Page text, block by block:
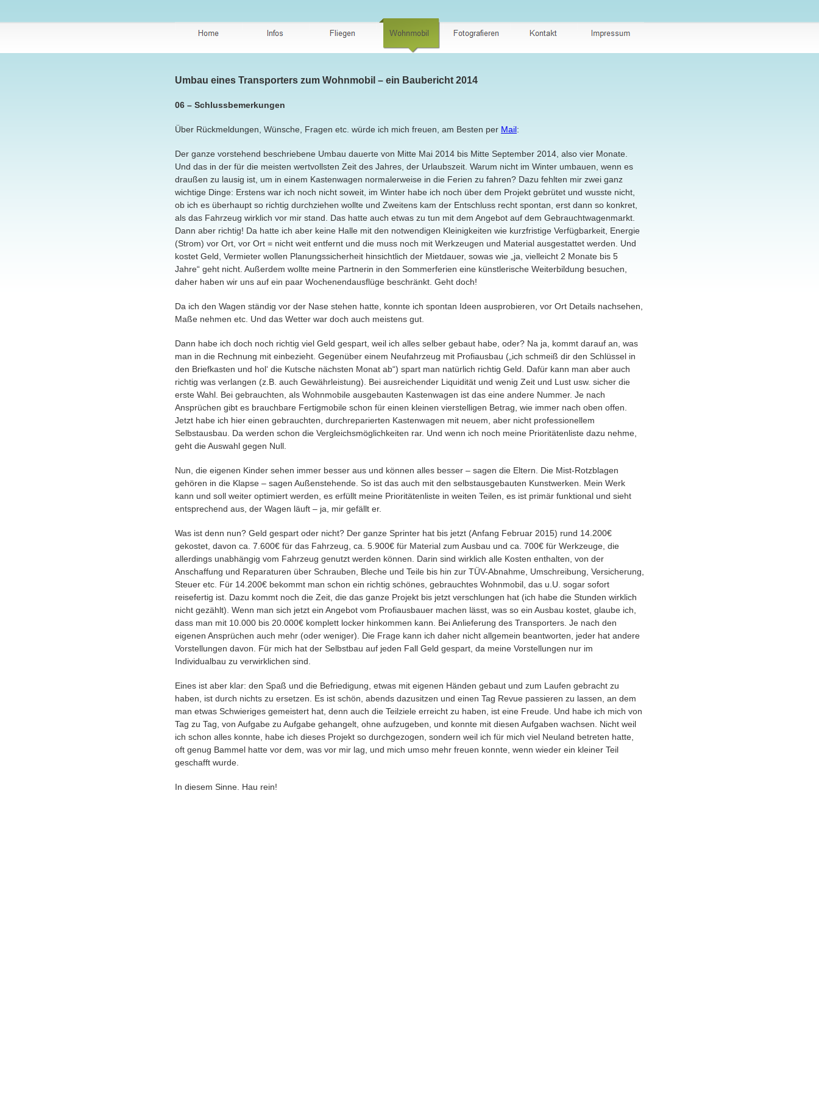
Umbau eines Transporters zum Wohnmobil – ein Baubericht 2014
06 – Schlussbemerkungen
Über Rückmeldungen, Wünsche, Fragen etc. würde ich mich freuen, am Besten per Mail:
Der ganze vorstehend beschriebene Umbau dauerte von Mitte Mai 2014 bis Mitte September 2014, also vier Monate.
Und das in der für die meisten wertvollsten Zeit des Jahres, der Urlaubszeit. Warum nicht im Winter umbauen, wenn es
draußen zu lausig ist, um in einem Kastenwagen normalerweise in die Ferien zu fahren? Dazu fehlten mir zwei ganz
wichtige Dinge: Erstens war ich noch nicht soweit, im Winter habe ich noch über dem Projekt gebrütet und wusste nicht,
ob ich es überhaupt so richtig durchziehen wollte und Zweitens kam der Entschluss recht spontan, erst dann so konkret,
als das Fahrzeug wirklich vor mir stand. Das hatte auch etwas zu tun mit dem Angebot auf dem Gebrauchtwagenmarkt.
Dann aber richtig! Da hatte ich aber keine Halle mit den notwendigen Kleinigkeiten wie kurzfristige Verfügbarkeit, Energie
(Strom) vor Ort, vor Ort = nicht weit entfernt und die muss noch mit Werkzeugen und Material ausgestattet werden. Und
kostet Geld, Vermieter wollen Planungssicherheit hinsichtlich der Mietdauer, sowas wie „ja, vielleicht 2 Monate bis 5
Jahre“ geht nicht. Außerdem wollte meine Partnerin in den Sommerferien eine künstlerische Weiterbildung besuchen,
daher haben wir uns auf ein paar Wochenendausflüge beschränkt. Geht doch!
Da ich den Wagen ständig vor der Nase stehen hatte, konnte ich spontan Ideen ausprobieren, vor Ort Details nachsehen,
Maße nehmen etc. Und das Wetter war doch auch meistens gut.
Dann habe ich doch noch richtig viel Geld gespart, weil ich alles selber gebaut habe, oder? Na ja, kommt darauf an, was
man in die Rechnung mit einbezieht. Gegenüber einem Neufahrzeug mit Profiausbau („ich schmeiß dir den Schlüssel in
den Briefkasten und hol‘ die Kutsche nächsten Monat ab“) spart man natürlich richtig Geld. Dafür kann man aber auch
richtig was verlangen (z.B. auch Gewährleistung). Bei ausreichender Liquidität und wenig Zeit und Lust usw. sicher die
erste Wahl. Bei gebrauchten, als Wohnmobile ausgebauten Kastenwagen ist das eine andere Nummer. Je nach
Ansprüchen gibt es brauchbare Fertigmobile schon für einen kleinen vierstelligen Betrag, wie immer nach oben offen.
Jetzt habe ich hier einen gebrauchten, durchreparierten Kastenwagen mit neuem, aber nicht professionellem
Selbstausbau. Da werden schon die Vergleichsmöglichkeiten rar. Und wenn ich noch meine Prioritätenliste dazu nehme,
geht die Auswahl gegen Null.
Nun, die eigenen Kinder sehen immer besser aus und können alles besser – sagen die Eltern. Die Mist-Rotzblagen
gehören in die Klapse – sagen Außenstehende. So ist das auch mit den selbstausgebauten Kunstwerken. Mein Werk
kann und soll weiter optimiert werden, es erfüllt meine Prioritätenliste in weiten Teilen, es ist primär funktional und sieht
entsprechend aus, der Wagen läuft – ja, mir gefällt er.
Was ist denn nun? Geld gespart oder nicht? Der ganze Sprinter hat bis jetzt (Anfang Februar 2015) rund 14.200€
gekostet, davon ca. 7.600€ für das Fahrzeug, ca. 5.900€ für Material zum Ausbau und ca. 700€ für Werkzeuge, die
allerdings unabhängig vom Fahrzeug genutzt werden können. Darin sind wirklich alle Kosten enthalten, von der
Anschaffung und Reparaturen über Schrauben, Bleche und Teile bis hin zur TÜV-Abnahme, Umschreibung, Versicherung,
Steuer etc. Für 14.200€ bekommt man schon ein richtig schönes, gebrauchtes Wohnmobil, das u.U. sogar sofort
reisefertig ist. Dazu kommt noch die Zeit, die das ganze Projekt bis jetzt verschlungen hat (ich habe die Stunden wirklich
nicht gezählt). Wenn man sich jetzt ein Angebot vom Profiausbauer machen lässt, was so ein Ausbau kostet, glaube ich,
dass man mit 10.000 bis 20.000€ komplett locker hinkommen kann. Bei Anlieferung des Transporters. Je nach den
eigenen Ansprüchen auch mehr (oder weniger). Die Frage kann ich daher nicht allgemein beantworten, jeder hat andere
Vorstellungen davon. Für mich hat der Selbstbau auf jeden Fall Geld gespart, da meine Vorstellungen nur im
Individualbau zu verwirklichen sind.
Eines ist aber klar: den Spaß und die Befriedigung, etwas mit eigenen Händen gebaut und zum Laufen gebracht zu
haben, ist durch nichts zu ersetzen. Es ist schön, abends dazusitzen und einen Tag Revue passieren zu lassen, an dem
man etwas Schwieriges gemeistert hat, denn auch die Teilziele erreicht zu haben, ist eine Freude. Und habe ich mich von
Tag zu Tag, von Aufgabe zu Aufgabe gehangelt, ohne aufzugeben, und konnte mit diesen Aufgaben wachsen. Nicht weil
ich schon alles konnte, habe ich dieses Projekt so durchgezogen, sondern weil ich für mich viel Neuland betreten hatte,
oft genug Bammel hatte vor dem, was vor mir lag, und mich umso mehr freuen konnte, wenn wieder ein kleiner Teil
geschafft wurde.
In diesem Sinne. Hau rein!